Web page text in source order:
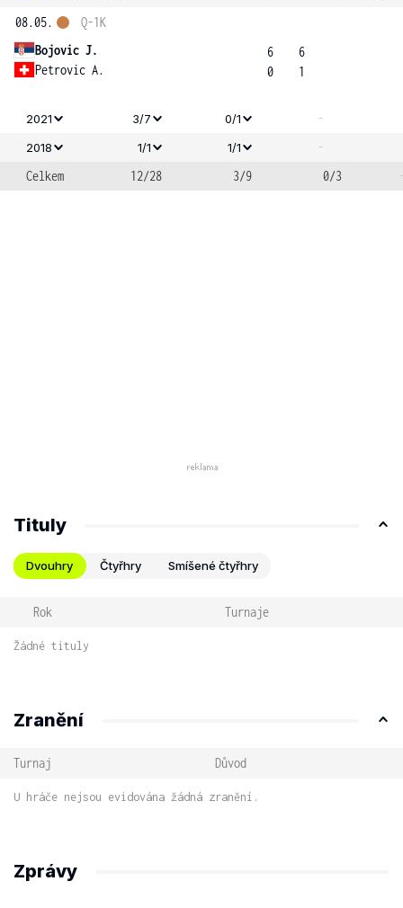
08.05.
Bojovic J.
Petrovic A.
Q-1K
6
0
6
1
2021 3/7 0/1 -
2018 1/1 1/1
-
Celkem
12/28 3/9 0/3
Tituly
Dvouhry Čtyřhry Smíšené čtyřhry
Rok Turnaje
Žádné tituly
Zranění
Turnaj Důvod
U hráče nejsou evidována žádná zranění.
Zprávy